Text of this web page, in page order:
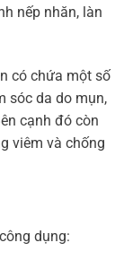
nếp nhăn, làn
có chứa một số
sóc da do mụn,
cạnh đó còn
viêm và chống
dụng: